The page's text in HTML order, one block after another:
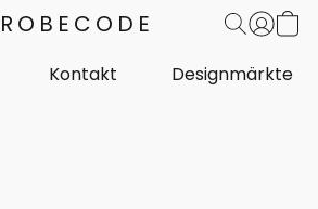
ROBECODE
Kontakt Designmärkte